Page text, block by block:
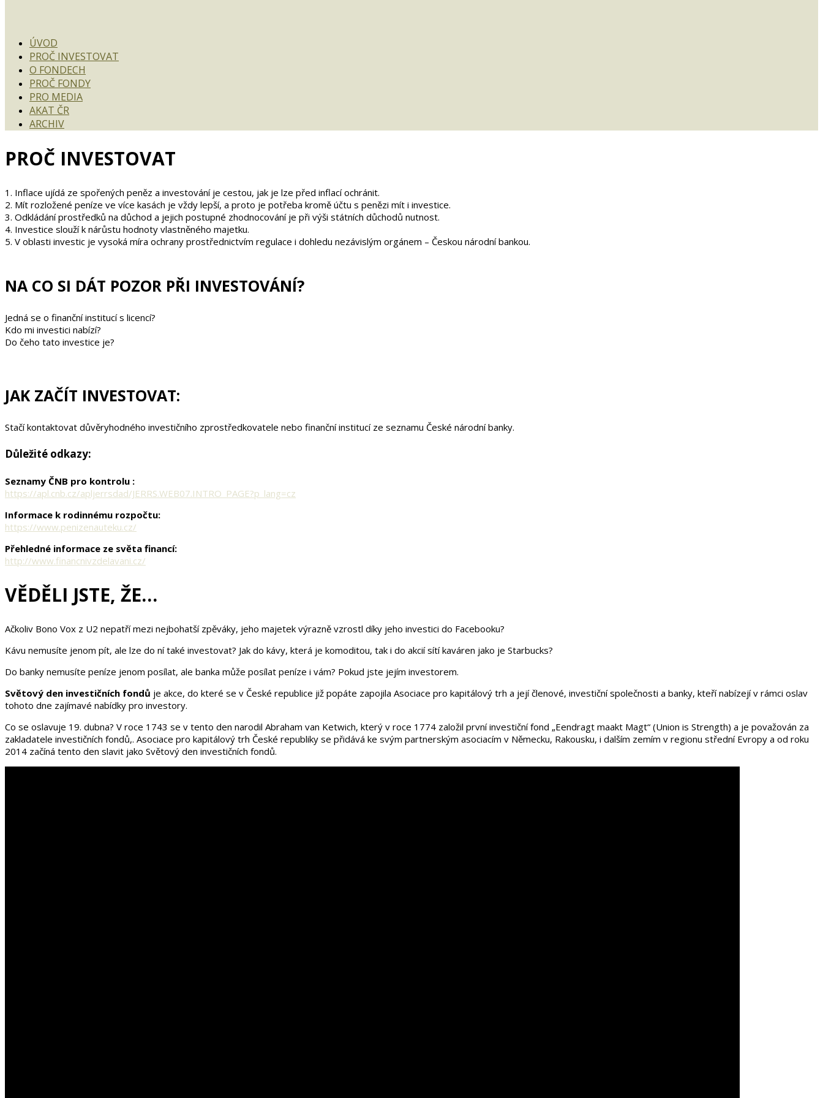
ÚVOD
PROČ INVESTOVAT
O FONDECH
PROČ FONDY
PRO MEDIA
AKAT ČR
ARCHIV
PROČ INVESTOVAT
1. Inflace ujídá ze spořených peněz a investování je cestou, jak je lze před inflací ochránit.
2. Mít rozložené peníze ve více kasách je vždy lepší, a proto je potřeba kromě účtu s penězi mít i investice.
3. Odkládání prostředků na důchod a jejich postupné zhodnocování je při výši státních důchodů nutnost.
4. Investice slouží k nárůstu hodnoty vlastněného majetku.
5. V oblasti investic je vysoká míra ochrany prostřednictvím regulace i dohledu nezávislým orgánem – Českou národní bankou.
NA CO SI DÁT POZOR PŘI INVESTOVÁNÍ?
Jedná se o finanční institucí s licencí?
Kdo mi investici nabízí?
Do čeho tato investice je?
JAK ZAČÍT INVESTOVAT:
Stačí kontaktovat důvěryhodného investičního zprostředkovatele nebo finanční institucí ze seznamu České národní banky.
Důležité odkazy:
Seznamy ČNB pro kontrolu :
https://apl.cnb.cz/apljerrsdad/JERRS.WEB07.INTRO_PAGE?p_lang=cz
Informace k rodinnému rozpočtu:
https://www.penizenauteku.cz/
Přehledné informace ze světa financí:
http://www.financnivzdelavani.cz/
VĚDĚLI JSTE, ŽE…
Ačkoliv Bono Vox z U2 nepatří mezi nejbohatší zpěváky, jeho majetek výrazně vzrostl díky jeho investici do Facebooku?
Kávu nemusíte jenom pít, ale lze do ní také investovat? Jak do kávy, která je komoditou, tak i do akcií sítí kaváren jako je Starbucks?
Do banky nemusíte peníze jenom posílat, ale banka může posílat peníze i vám? Pokud jste jejím investorem.
Světový den investičních fondů je akce, do které se v České republice již popáte zapojila Asociace pro kapitálový trh a její členové, investiční společnosti a banky, kteří nabízejí v rámci oslav
tohoto dne zajímavé nabídky pro investory.
Co se oslavuje 19. dubna? V roce 1743 se v tento den narodil Abraham van Ketwich, který v roce 1774 založil první investiční fond „Eendragt maakt Magt“ (Union is Strength) a je považován za
zakladatele investičních fondů,. Asociace pro kapitálový trh České republiky se přidává ke svým partnerským asociacím v Německu, Rakousku, i dalším zemím v regionu střední Evropy a od roku
2014 začíná tento den slavit jako Světový den investičních fondů.